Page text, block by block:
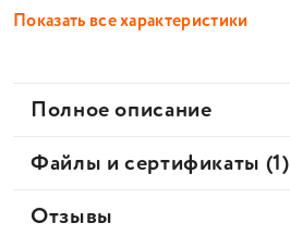
Показать все характеристики
Полное описание
Файлы и сертификаты (1)
Отзывы